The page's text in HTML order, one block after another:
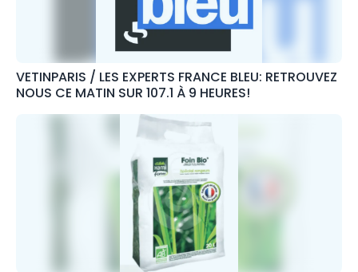
VETINPARIS / LES EXPERTS FRANCE BLEU: RETROUVEZ
NOUS CE MATIN SUR 107.1 À 9 HEURES!